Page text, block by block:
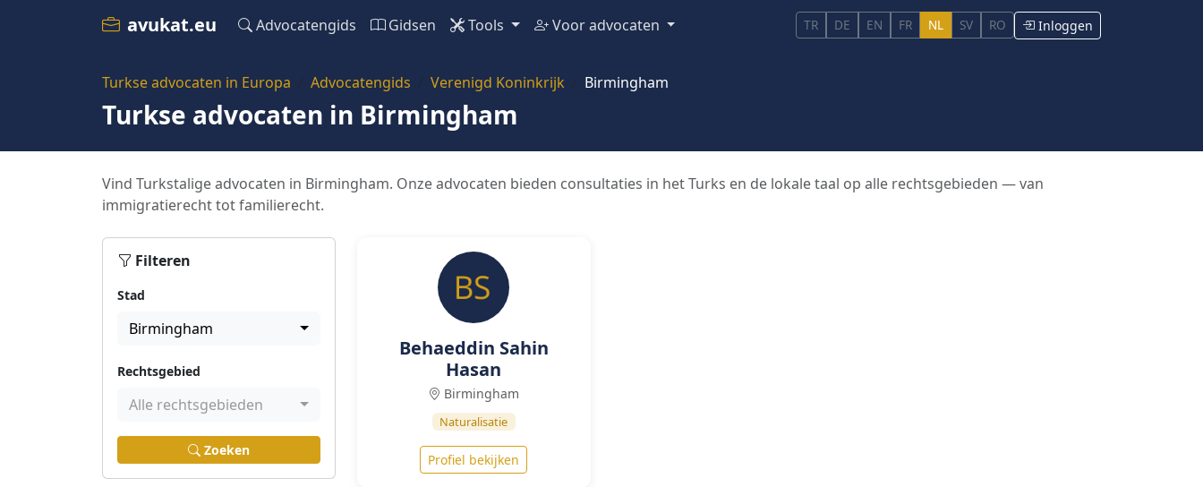
avukat.eu Advocatengids Gidsen Tools Voor advocaten TR DE EN FR NL SV RO Inloggen
Turkse advocaten in Europa Advocatengids Verenigd Koninkrijk Birmingham
Turkse advocaten in Birmingham
Vind Turkstalige advocaten in Birmingham. Onze advocaten bieden consultaties in het Turks en de lokale taal op alle rechtsgebieden — van
immigratierecht tot familierecht.
Filteren
Stad
Birmingham
Rechtsgebied
Alle rechtsgebieden
Zoeken
Behaeddin Sahin
Hasan
Birmingham
Naturalisatie
Profiel bekijken